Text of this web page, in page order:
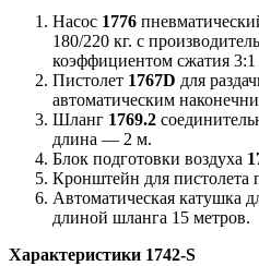
Насос 1776
180/220 кг. с
коэффициентом сжатия 3:1
Пистолет 1767D для
автоматическим
Шланг 1769.2
длина — 2 м.
Блок подготовки воздуха
Кронштейн для пистолета
Автоматическая катушка
длиной шланга 15 метров.
Характеристики 1742-S